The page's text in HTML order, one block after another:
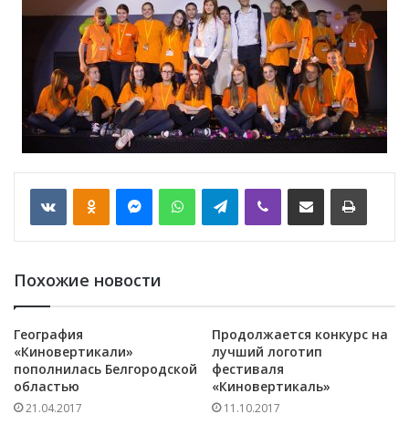
VKontakte WhatsApp Telegram
Похожие новости
География
«Киновертикали»
пополнилась Белгородской
областью
21.04.2017
Продолжается конкурс на
лучший логотип
фестиваля
«Киновертикаль»
11.10.2017